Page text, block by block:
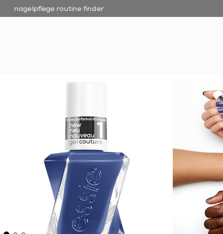
nagelpflege routine finder